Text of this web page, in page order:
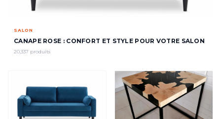
SALON
CANAPE ROSE : CONFORT ET STYLE POUR VOTRE SALON
20,337 produits